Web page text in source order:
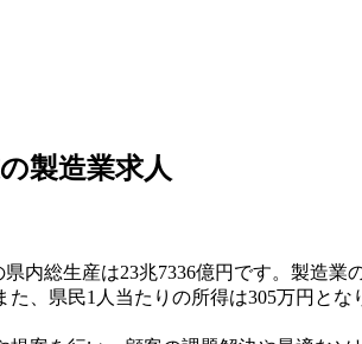
製造業求人
内総生産は23兆7336億円です。製造
、県民1人当たりの所得は305万円とな